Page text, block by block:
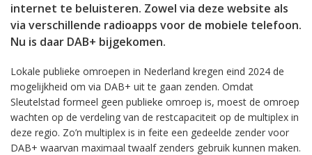
internet te beluisteren. Zowel via deze website als
via verschillende radioapps voor de mobiele telefoon.
Nu is daar DAB+ bijgekomen.
Lokale publieke omroepen in Nederland kregen eind 2024 de
mogelijkheid om via DAB+ uit te gaan zenden. Omdat
Sleutelstad formeel geen publieke omroep is, moest de omroep
wachten op de verdeling van de restcapaciteit op de multiplex in
deze regio. Zo’n multiplex is in feite een gedeelde zender voor
DAB+ waarvan maximaal twaalf zenders gebruik kunnen maken.